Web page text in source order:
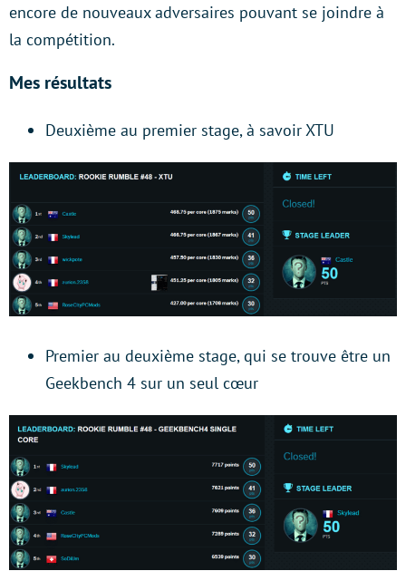
encore de nouveaux adversaires pouvant se joindre à
la compétition.
Mes résultats
Deuxième au premier stage, à savoir XTU
Premier au deuxième stage, qui se trouve être un
Geekbench 4 sur un seul cœur